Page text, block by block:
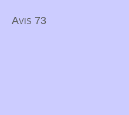
Avis 73